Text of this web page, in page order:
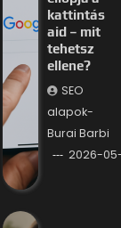
kattintás
aid – mit
tehetsz
ellene?
SEO
alapok-
Burai Barbi
2026-